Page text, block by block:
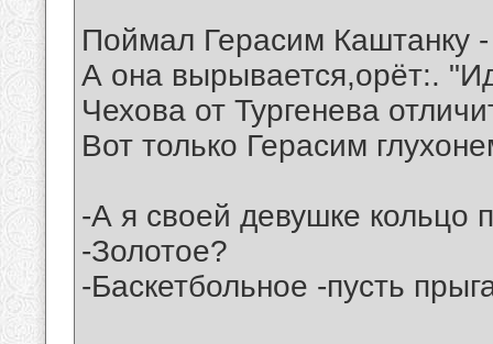
Поймал Герасим Каштанку
А она вырывается,орёт:.
Чехова от Тургенева
Вот только Герасим
-А я своей девушке кольцо
-Золотое?
-Баскетбольное -пусть